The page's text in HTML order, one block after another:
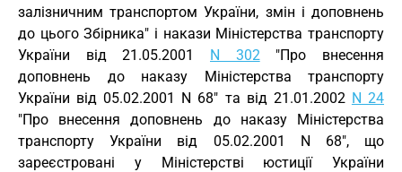
залізничним транспортом України, змін і доповнень
до цього Збірника" і накази Міністерства транспорту
України від 21.05.2001 N 302"Про внесення
доповнень до наказу Міністерства транспорту
України від 05.02.2001 N 68" та від 21.01.2002 N 24
"Про внесення доповнень до наказу Міністерства
транспорту України від 05.02.2001 N 68", що
зареєстровані у Міністерстві юстиції України